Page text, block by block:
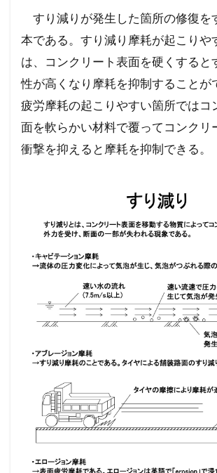
すり減りが発生した箇所の修復を
本である。すり減り摩耗が起こりや
は、コンクリート表面を硬くすると
性が高くなり摩耗を抑制することが
疲労摩耗の起こりやすい箇所ではコ
面を軟らかい材料で覆ってコンクリ
衝撃を抑えると摩耗を抑制できる。